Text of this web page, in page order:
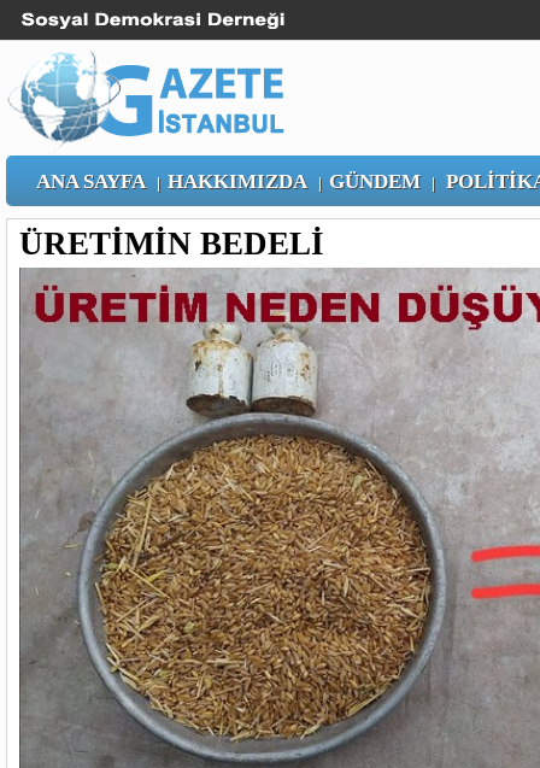
ANA SAYFA | HAKKIMIZDA | GÜNDEM|
ÜRETİMİN BEDELİ